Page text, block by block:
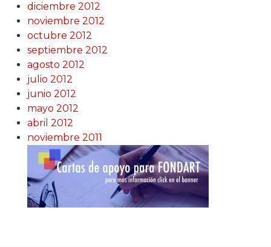
diciembre 2012
noviembre 2012
octubre 2012
septiembre 2012
agosto 2012
julio 2012
junio 2012
mayo 2012
abril 2012
noviembre 2011